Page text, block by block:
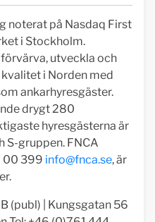
noterat på Nasdaq First
i Stockholm.
utveckla och
i Norden med
ankarhyresgäster.
drygt 280
hyresgästerna är
S-gruppen. FNCA
00 399 info@fnca.se, är
(publ) | Kungsgatan 56